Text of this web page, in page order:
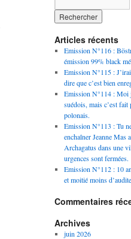
Articles récents
Emission N°116 :
émission 99% black
Emission N°115 :
dire que c’est bien
Emission N°114 : Moi
suédois, mais c’est fait
polonais.
Emission N°113 : Tu
enchaîner Jeanne Mas
Archagatus dans une
urgences sont fermées.
Emission N°112 : 10
et moitié moins
Commentaires
Archives
juin 2026